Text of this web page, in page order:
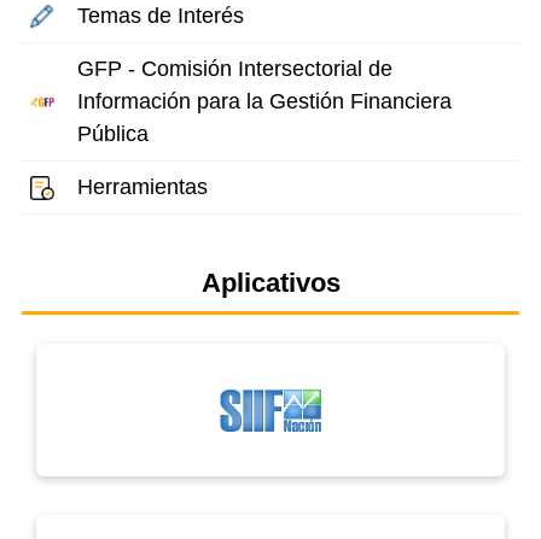
Temas de Interés
GFP - Comisión Intersectorial de
Información para la Gestión Financiera
Pública
Herramientas
Aplicativos